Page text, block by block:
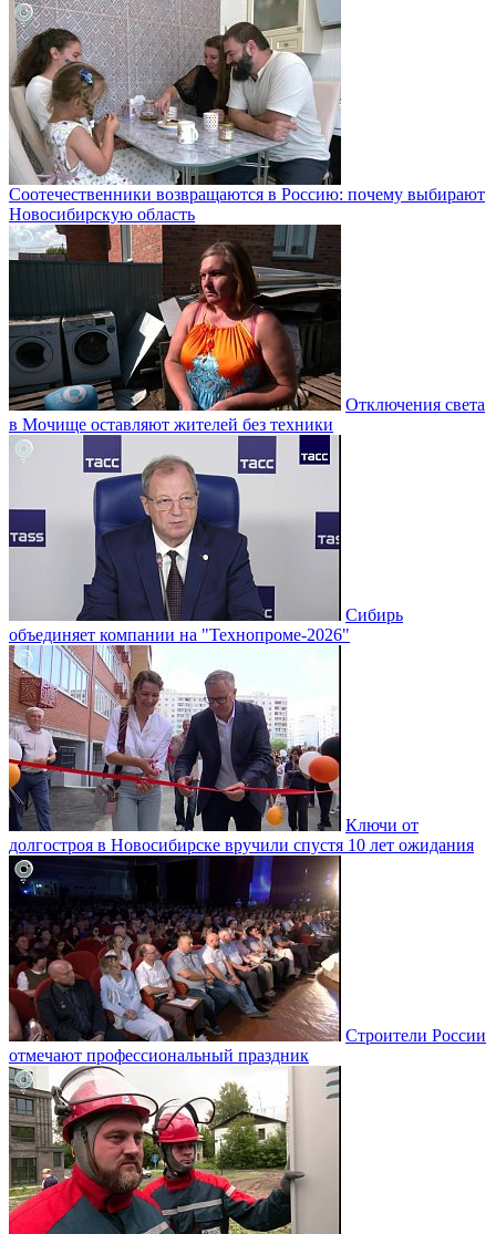
Соотечественники возвращаются в Россию: почему выбирают
Новосибирскую область
Отключения света
в Мочище оставляют жителей без техники
Сибирь
объединяет компании на "Технопроме-2026"
Ключи от
долгостроя в Новосибирске вручили спустя 10 лет ожидания
Строители России
отмечают профессиональный праздник